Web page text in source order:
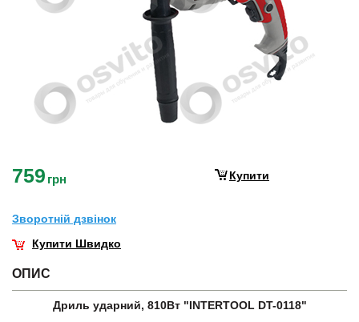
759 грн Купити
Зворотнiй дзвiнок
Купити Швидко
ОПИС
Дриль ударний, 810Вт "INTERTOOL DT-0118"